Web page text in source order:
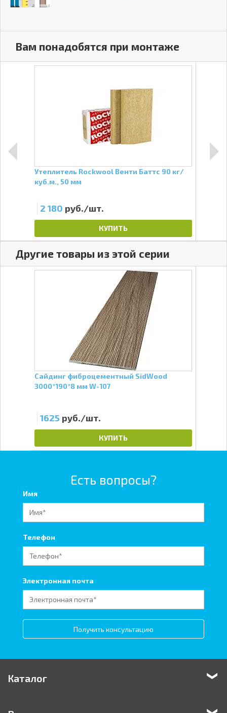
Вам понадобятся при монтаже
Утеплитель Rockwool Венти Баттс 90 кг/
куб.м., 50 мм
2 180 руб./шт.
КУПИТЬ
Другие товары из этой серии
Сайдинг фиброцементный SidWood
3000*190*8 мм W-107
1625 руб./шт.
КУПИТЬ
Есть вопросы?
Имя
Телефон
Электронная почта
Получить консультацию
Каталог